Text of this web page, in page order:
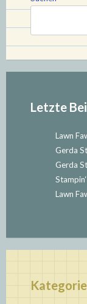
Letzte
Lawn
Gerda
Gerda
Lawn